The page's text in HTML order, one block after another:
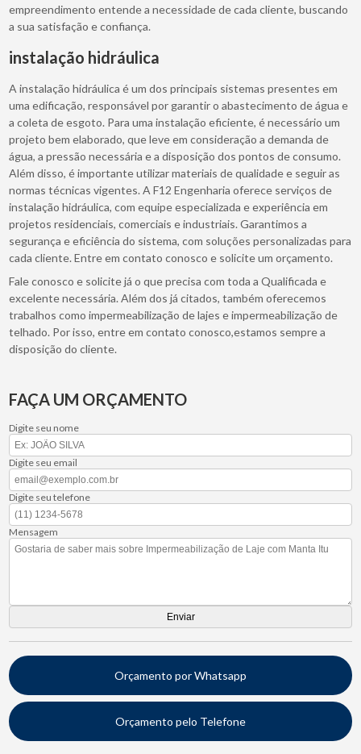
empreendimento entende a necessidade de cada cliente, buscando
a sua satisfação e confiança.
instalação hidráulica
A instalação hidráulica é um dos principais sistemas presentes em
uma edificação, responsável por garantir o abastecimento de água e
a coleta de esgoto. Para uma instalação eficiente, é necessário um
projeto bem elaborado, que leve em consideração a demanda de
água, a pressão necessária e a disposição dos pontos de consumo.
Além disso, é importante utilizar materiais de qualidade e seguir as
normas técnicas vigentes. A F12 Engenharia oferece serviços de
instalação hidráulica, com equipe especializada e experiência em
projetos residenciais, comerciais e industriais. Garantimos a
segurança e eficiência do sistema, com soluções personalizadas para
cada cliente. Entre em contato conosco e solicite um orçamento.
Fale conosco e solicite já o que precisa com toda a Qualificada e
excelente necessária. Além dos já citados, também oferecemos
trabalhos como impermeabilização de lajes e impermeabilização de
telhado. Por isso, entre em contato conosco,estamos sempre a
disposição do cliente.
FAÇA UM ORÇAMENTO
Digite seu nome
Digite seu email
Digite seu telefone
Mensagem
Orçamento por Whatsapp
Orçamento pelo Telefone